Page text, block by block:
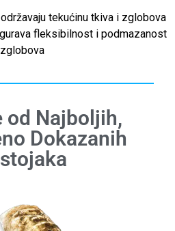
tekućinu tkiva i zglobova
fleksibilnost i podmazanost
zglobova
od Najboljih,
Dokazanih